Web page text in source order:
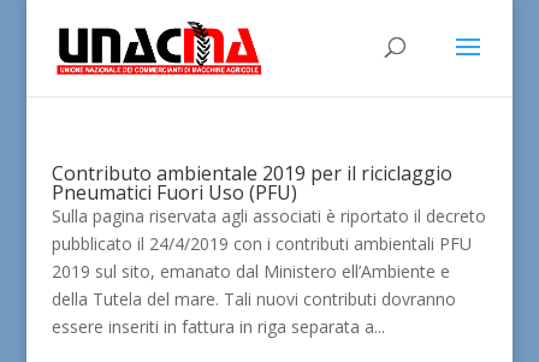
Contributo ambientale 2019 per il riciclaggio
Pneumatici Fuori Uso (PFU)
Sulla pagina riservata agli associati è riportato il decreto
pubblicato il 24/4/2019 con i contributi ambientali PFU
2019 sul sito, emanato dal Ministero ell’Ambiente e
della Tutela del mare. Tali nuovi contributi dovranno
essere inseriti in fattura in riga separata a...